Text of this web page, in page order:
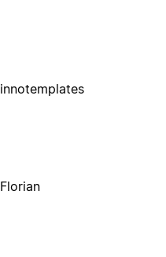
innotemplates
Florian